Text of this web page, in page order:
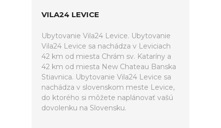
VILA24 LEVICE
Ubytovanie Vila24 Levice. Ubytovanie
Vila24 Levice sa nachádza v Leviciach
42 km od miesta Chrám sv. Kataríny a
42 km od miesta New Chateau Banska
Stiavnica. Ubytovanie Vila24 Levice sa
nachádza v slovenskom meste Levice,
do ktorého si môžete naplánovať vašú
dovolenku na Slovensku.